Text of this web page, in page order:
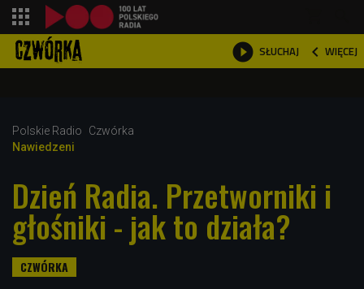
 SŁUCHAJ  WIĘCEJ

Polskie Radio
Czwórka
Nawiedzeni
Dzień Radia. Przetworniki i
głośniki - jak to działa?